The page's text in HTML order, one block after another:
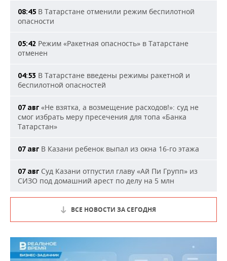
08:45 В Татарстане отменили режим беспилотной
опасности
05:42 Режим «Ракетная опасность» в Татарстане
отменен
04:53 В Татарстане введены режимы ракетной и
беспилотной опасностей
07 авг «Не взятка, а возмещение расходов!»: суд не
смог избрать меру пресечения для топа «Банка
Татарстан»
07 авг В Казани ребенок выпал из окна 16-го этажа
07 авг Суд Казани отпустил главу «Ай Пи Групп» из
СИЗО под домашний арест по делу на 5 млн
ВСЕ НОВОСТИ ЗА СЕГОДНЯ